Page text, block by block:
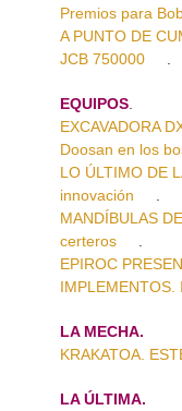
Premios para
A PUNTO DE
JCB 750000
EQUIPOS
EXCAVADORA
Doosan en los
LO ÚLTIMO DE
innovación
MANDÍBULAS
certeros
EPIROC
LA MECHA.
KRAKATOA.
LA ÚLTIMA.